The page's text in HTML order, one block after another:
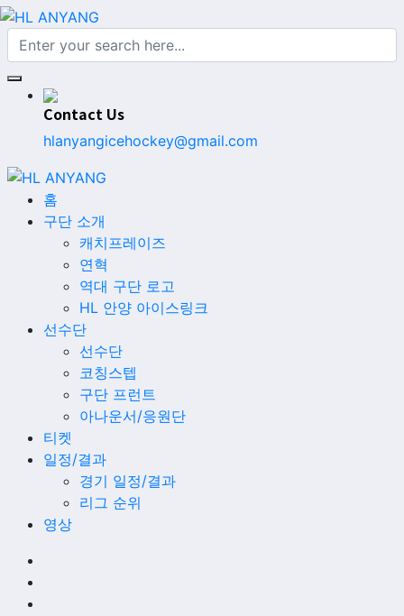
Contact Us
hlanyangicehockey@gmail.com
홈
구단 소개
캐치프레이즈
연혁
역대 구단 로고
HL 안양 아이스링크
선수단
선수단
코칭스텝
구단 프런트
아나운서/응원단
티켓
일정/결과
경기 일정/결과
리그 순위
영상